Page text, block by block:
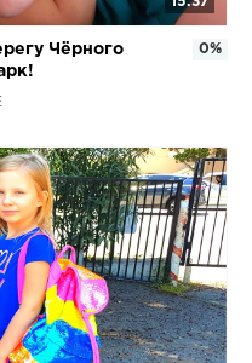
Чёрного
0%